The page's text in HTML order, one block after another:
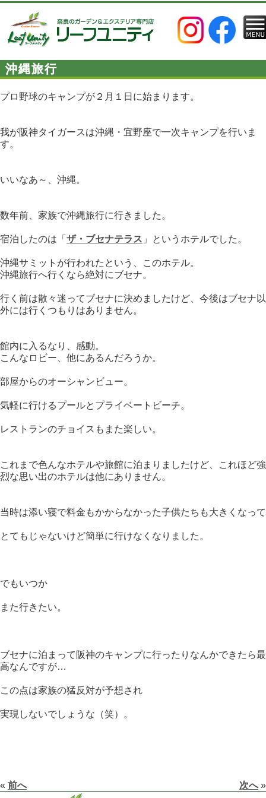
沖縄旅行
プロ野球のキャンプが２月１日に始まります。
我が阪神タイガースは沖縄・宜野座で一次キャンプを行いま
す。
いいなあ～、沖縄。
数年前、家族で沖縄旅行に行きました。
宿泊したのは「 ザ・ブセナテラス 」というホテルでした。
沖縄サミットが行われたという、このホテル。
沖縄旅行へ行くなら絶対にブセナ。
行く前は散々迷ってブセナに決めましたけど、今後はブセナ以
外には行くつもりはありません。
館内に入るなり、感動。
こんなロビー、他にあるんだろうか。
部屋からのオーシャンビュー。
気軽に行けるプールとプライベートビーチ。
レストランのチョイスもまた楽しい。
これまで色んなホテルや旅館に泊まりましたけど、これほど強
烈な思い出のホテルは他にありません。
当時は添い寝で料金もかからなかった子供たちも大きくなって
とてもじゃないけど簡単に行けなくなりました。
でもいつか
また行きたい。
ブセナに泊まって阪神のキャンプに行ったりなんかできたら最
高なんですが…
この点は家族の猛反対が予想され
実現しないでしょうな（笑）。
« 前へ 次へ»